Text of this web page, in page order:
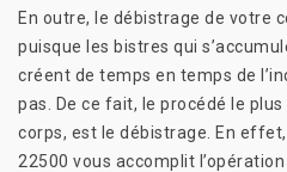
En outre, le débistrage de votre
puisque les bistres qui
créent de temps en temps de
pas. De ce fait, le procédé le
corps, est le débistrage. En
22500 vous accomplit